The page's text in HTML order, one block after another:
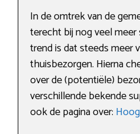
In de omtrek van de
terecht bij nog veel
trend is dat steeds meer
thuisbezorgen. Hierna
over de (potentiële)
verschillende bekende
ook de pagina over: